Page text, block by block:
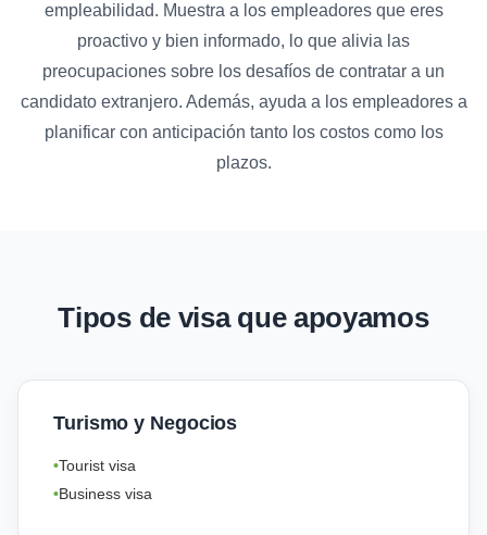
empleabilidad. Muestra a los empleadores que eres
proactivo y bien informado, lo que alivia las
preocupaciones sobre los desafíos de contratar a un
candidato extranjero. Además, ayuda a los empleadores a
planificar con anticipación tanto los costos como los
plazos.
Tipos de visa que apoyamos
Turismo y Negocios
Tourist visa
Business visa